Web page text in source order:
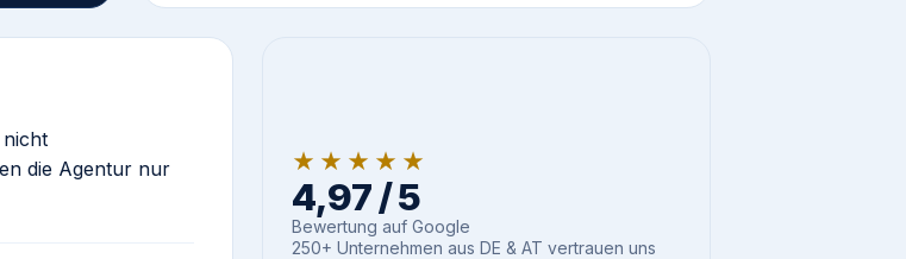
die Agentur nur
★★★★★
4,97 / 5
Bewertung auf Google
250+ Unternehmen aus DE & AT vertrauen uns